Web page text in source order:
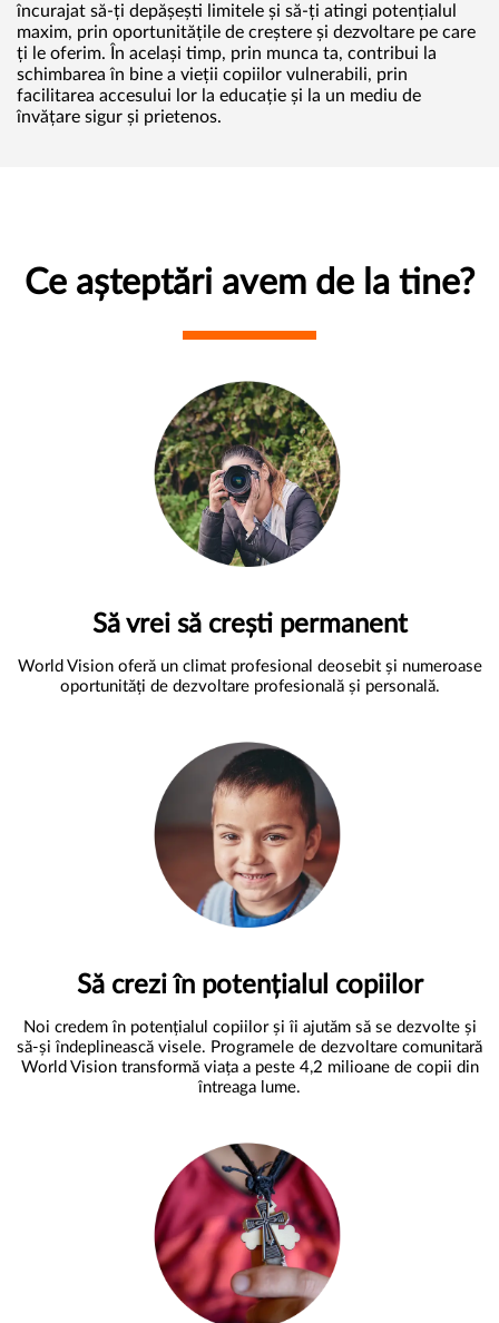
încurajat să-ți depășești limitele și să-ți atingi potențialul
maxim, prin oportunitățile de creștere și dezvoltare pe care
ți le oferim. În același timp, prin munca ta, contribui la
schimbarea în bine a vieții copiilor vulnerabili, prin
facilitarea accesului lor la educație și la un mediu de
învățare sigur și prietenos.
Ce așteptări avem de la tine?
Să vrei să crești permanent
World Vision oferă un climat profesional deosebit și numeroase
oportunități de dezvoltare profesională și personală.
Să crezi în potențialul copiilor
Noi credem în potențialul copiilor și îi ajutăm să se dezvolte și
să-și îndeplinească visele. Programele de dezvoltare comunitară
World Vision transformă viața a peste 4,2 milioane de copii din
întreaga lume.